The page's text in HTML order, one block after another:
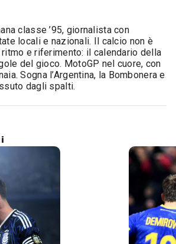
classe ’95, giornalista con
locali e nazionali. Il calcio non è
e riferimento: il calendario della
del gioco. MotoGP nel cuore, con
Sogna l’Argentina, la Bombonera e
dagli spalti.